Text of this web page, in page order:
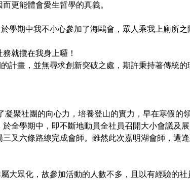
更能體會愛生哲學的真義。
期中我不小心參加了海鷗會，眾人乘我上廁所之
就攬在我身上囉！
計畫，並無尋求創新突破之處，期許秉持著傳統
聚社團的向心力，培養登山的實力，早在寒假的
於全學期中，即不斷地動員全社員召開大小會議及
三叉六條路線完成會師。雖然此次嘉明湖會師，遭
眾化，故參加活動的 人數不多，且以有經驗的